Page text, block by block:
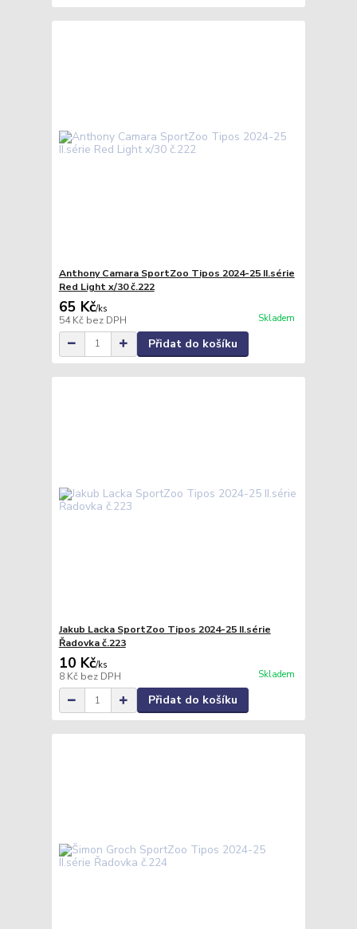
Anthony Camara SportZoo Tipos 2024-25 II.série
Red Light x/30 č.222
65 Kč/ks
54 Kč bez DPH Skladem
Přidat do košíku
Jakub Lacka SportZoo Tipos 2024-25 II.série
Řadovka č.223
10 Kč/ks
8 Kč bez DPH Skladem
Přidat do košíku